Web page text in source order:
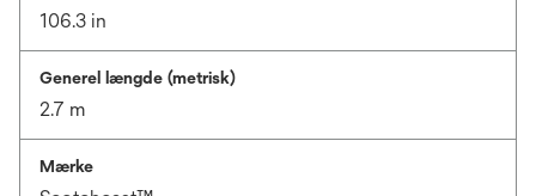
106.3 in
Generel længde (metrisk)
2.7 m
Mærke